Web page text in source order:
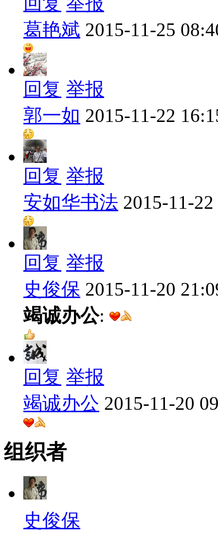
葛艳斌 2015-11-25
回复 举报
郭一如 2015-11-22
回复 举报
安如华书法 2015-11-
回复 举报
史俊保 2015-11-20
竭诚办公:
回复 举报
竭诚办公 2015-11-20
组织者
史俊保